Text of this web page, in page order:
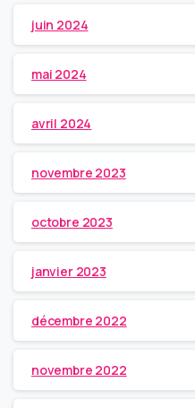
juin 2024
mai 2024
avril 2024
novembre 2023
octobre 2023
janvier 2023
décembre 2022
novembre 2022